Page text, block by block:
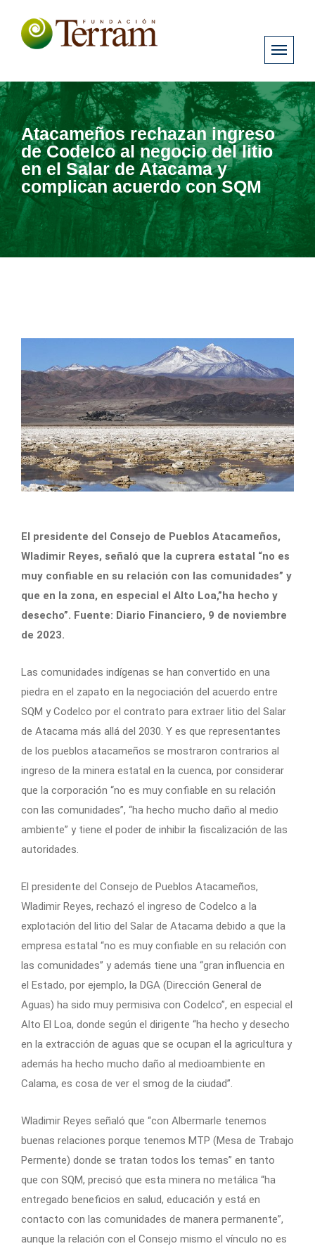
Atacameños rechazan ingreso
de Codelco al negocio del litio
en el Salar de Atacama y
complican acuerdo con SQM
El presidente del Consejo de Pueblos Atacameños,
Wladimir Reyes, señaló que la cuprera estatal “no es
muy confiable en su relación con las comunidades” y
que en la zona, en especial el Alto Loa,”ha hecho y
desecho”. Fuente: Diario Financiero, 9 de noviembre
de 2023.
Las comunidades indígenas se han convertido en una
piedra en el zapato en la negociación del acuerdo entre
SQM y Codelco por el contrato para extraer litio del Salar
de Atacama más allá del 2030. Y es que representantes
de los pueblos atacameños se mostraron contrarios al
ingreso de la minera estatal en la cuenca, por considerar
que la corporación “no es muy confiable en su relación
con las comunidades”, “ha hecho mucho daño al medio
ambiente” y tiene el poder de inhibir la fiscalización de las
autoridades.
El presidente del Consejo de Pueblos Atacameños,
Wladimir Reyes, rechazó el ingreso de Codelco a la
explotación del litio del Salar de Atacama debido a que la
empresa estatal “no es muy confiable en su relación con
las comunidades” y además tiene una “gran influencia en
el Estado, por ejemplo, la DGA (Dirección General de
Aguas) ha sido muy permisiva con Codelco”, en especial el
Alto El Loa, donde según el dirigente “ha hecho y desecho
en la extracción de aguas que se ocupan el la agricultura y
además ha hecho mucho daño al medioambiente en
Calama, es cosa de ver el smog de la ciudad”.
Wladimir Reyes señaló que “con Albermarle tenemos
buenas relaciones porque tenemos MTP (Mesa de Trabajo
Permente) donde se tratan todos los temas” en tanto
que con SQM, precisó que esta minera no metálica “ha
entregado beneficios en salud, educación y está en
contacto con las comunidades de manera permanente”,
aunque la relación con el Consejo mismo el vínculo no es